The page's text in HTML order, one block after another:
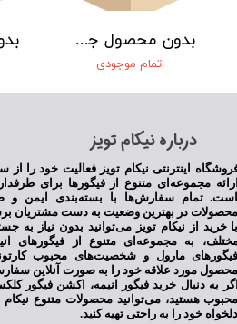
★★★★★
★★★★★
بدون محصول جهت نمایش
اتمام موجودی
​درباره نیکام تویز
مجموعه‌ای متنوع از فیگورها برای
تمام سفارش‌ها با بسته‌بندی ایمن و
در بهترین وضعیت به دست مشتریان
خرید از نیکام تویز می‌توانید بدون نیاز به
به مجموعه‌ای متنوع از فیگورهای
مارول و شخصیت‌های محبوب
مورد علاقه خود را به صورت آنلاین
به دنبال خرید فیگور انیمه، اکشن فیگور
هستید، می‌توانید محصولات متنوع نیکام
خود را به راحتی تهیه کنید.